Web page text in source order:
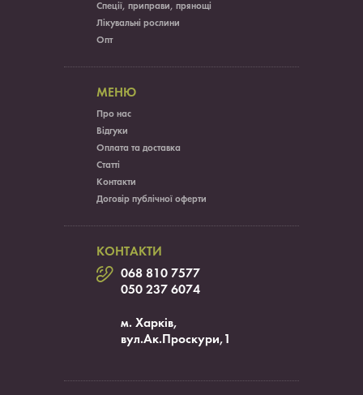
Спеції, приправи, прянощі
Лікувальні рослини
Опт
МЕНЮ
Про нас
Відгуки
Оплата та доставка
Статті
Контакти
Договір публічної оферти
КОНТАКТИ
068 810 7577
050 237 6074
м. Харків,
вул.Ак.Проскури,1